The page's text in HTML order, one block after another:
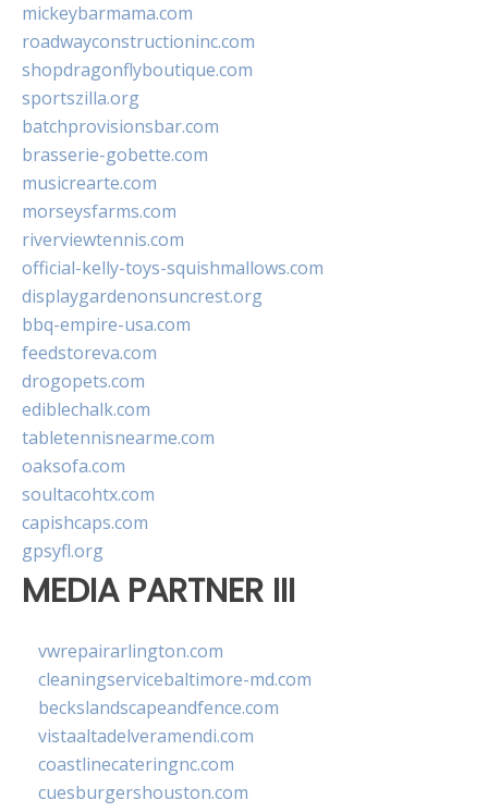
mickeybarmama.com
roadwayconstructioninc.com
shopdragonflyboutique.com
sportszilla.org
batchprovisionsbar.com
brasserie-gobette.com
musicrearte.com
morseysfarms.com
riverviewtennis.com
official-kelly-toys-squishmallows.com
displaygardenonsuncrest.org
bbq-empire-usa.com
feedstoreva.com
drogopets.com
ediblechalk.com
tabletennisnearme.com
oaksofa.com
soultacohtx.com
capishcaps.com
gpsyfl.org
MEDIA PARTNER III
vwrepairarlington.com
cleaningservicebaltimore-md.com
beckslandscapeandfence.com
vistaaltadelveramendi.com
coastlinecateringnc.com
cuesburgershouston.com